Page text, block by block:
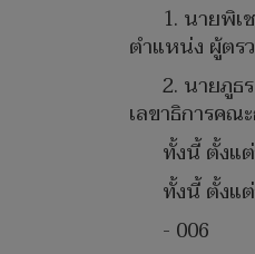
1. นายพิเ
ตำแหน่ง ผู้ตร
2. นายภูธ
เลขาธิการค
ทั้งนี้ ตั้งแ
ทั้งนี้ ตั้งแ
- 006